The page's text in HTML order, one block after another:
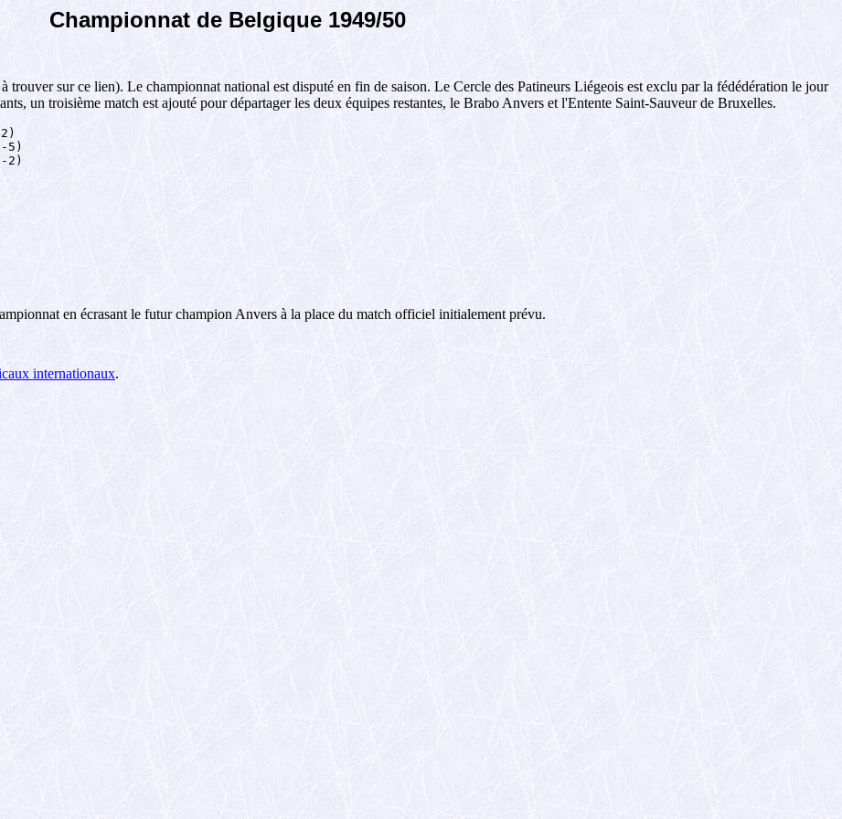
Championnat de Belgique 1949/50
trouver sur ce lien). Le championnat national est disputé en fin de saison. Le Cercle des Patineurs Liégeois est exclu par la fédédération le jour
un troisième match est ajouté pour départager les deux équipes restantes, le Brabo Anvers et l'Entente Saint-Sauveur de Bruxelles.
5)
2)
en écrasant le futur champion Anvers à la place du match officiel initialement prévu.
internationaux.